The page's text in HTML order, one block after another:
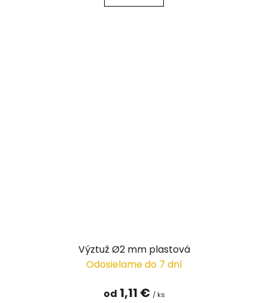
Výztuž Ø2 mm plastová
Odosielame do 7 dní
od 1,11 € / ks